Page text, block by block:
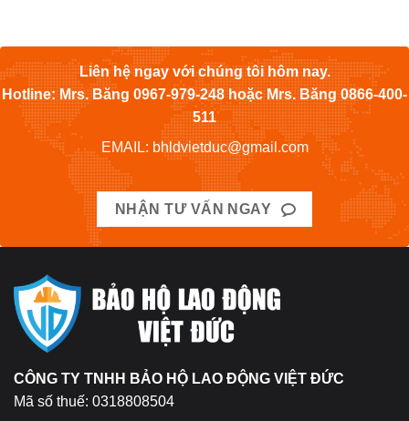
Liên hệ ngay với chúng tôi hôm nay.
Hotline: Mrs. Băng 0967-979-248 hoặc Mrs. Băng 0866-400-
511
EMAIL: bhldvietduc@gmail.com
NHẬN TƯ VẤN NGAY
CÔNG TY TNHH BẢO HỘ LAO ĐỘNG VIỆT ĐỨC
Mã số thuế: 0318808504